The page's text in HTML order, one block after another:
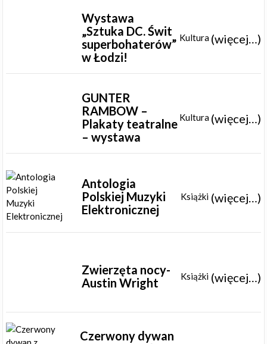
Wystawa
„Sztuka DC. Świt
superbohaterów”
w Łodzi!
Kultura (więcej…)
GUNTER
RAMBOW –
Plakaty teatralne
– wystawa
Kultura (więcej…)
Antologia
Polskiej Muzyki
Elektronicznej
Książki (więcej…)
Zwierzęta nocy-
Austin Wright
Książki (więcej…)
Czerwony dywan